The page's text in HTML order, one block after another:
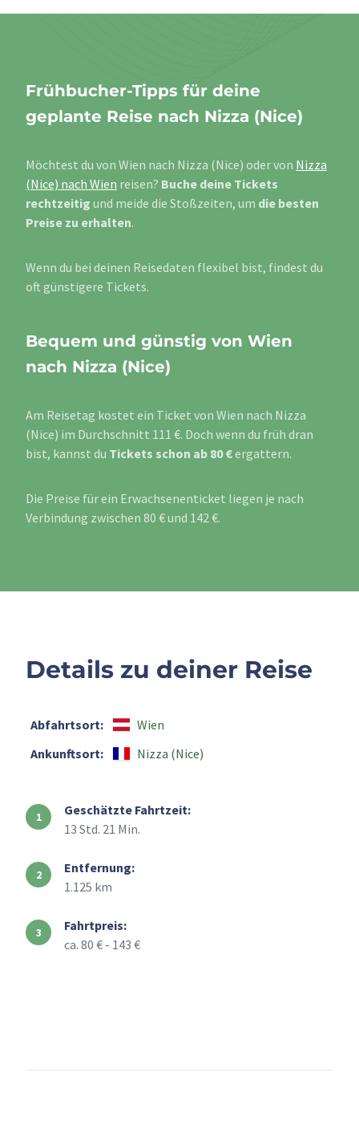
Frühbucher-Tipps für deine
geplante Reise nach Nizza (Nice)
Möchtest du von Wien nach Nizza (Nice) oder von Nizza
(Nice) nach Wien reisen? Buche deine Tickets
rechtzeitig und meide die Stoßzeiten, um die besten
Preise zu erhalten.
Wenn du bei deinen Reisedaten flexibel bist, findest du
oft günstigere Tickets.
Bequem und günstig von Wien
nach Nizza (Nice)
Am Reisetag kostet ein Ticket von Wien nach Nizza
(Nice) im Durchschnitt 111 €. Doch wenn du früh dran
bist, kannst du Tickets schon ab 80 €ergattern.
Die Preise für ein Erwachsenenticket liegen je nach
Verbindung zwischen 80 € und 142 €.
Details zu deiner Reise
Abfahrtsort:
Wien
Ankunftsort:
Nizza (Nice)
Geschätzte Fahrtzeit:
13 Std. 21 Min.
Entfernung:
1.125 km
Fahrtpreis:
ca. 80 € - 143 €